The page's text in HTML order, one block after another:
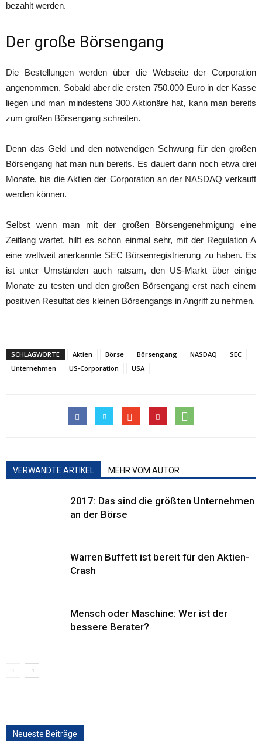
bezahlt werden.
Der große Börsengang
Die Bestellungen werden über die Webseite der Corporation
angenommen. Sobald aber die ersten 750.000 Euro in der Kasse
liegen und man mindestens 300 Aktionäre hat, kann man bereits
zum großen Börsengang schreiten.
Denn das Geld und den notwendigen Schwung für den großen
Börsengang hat man nun bereits. Es dauert dann noch etwa drei
Monate, bis die Aktien der Corporation an der NASDAQ verkauft
werden können.
Selbst wenn man mit der großen Börsengenehmigung eine
Zeitlang wartet, hilft es schon einmal sehr, mit der Regulation A
eine weltweit anerkannte SEC Börsenregistrierung zu haben. Es
ist unter Umständen auch ratsam, den US-Markt über einige
Monate zu testen und den großen Börsengang erst nach einem
positiven Resultat des kleinen Börsengangs in Angriff zu nehmen.
SCHLAGWORTE Aktien Börse Börsengang NASDAQ
SEC
Unternehmen
US-Corporation USA
VERWANDTE ARTIKEL MEHR VOM AUTOR
2017: Das sind die größten Unternehmen
an der Börse
Warren Buffett ist bereit für den Aktien-
Crash
Mensch oder Maschine: Wer ist der
bessere Berater?
Neueste Beiträge